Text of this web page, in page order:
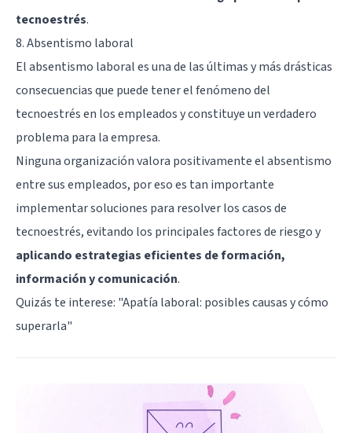
tecnoestrés.
8. Absentismo laboral
El absentismo laboral es una de las últimas y más drásticas
consecuencias que puede tener el fenómeno del
tecnoestrés en los empleados y constituye un verdadero
problema para la empresa.
Ninguna organización valora positivamente el absentismo
entre sus empleados, por eso es tan importante
implementar soluciones para resolver los casos de
tecnoestrés, evitando los principales factores de riesgo y
aplicando estrategias eficientes de formación,
información y comunicación.
Quizás te interese: "Apatía laboral: posibles causas y cómo
superarla"